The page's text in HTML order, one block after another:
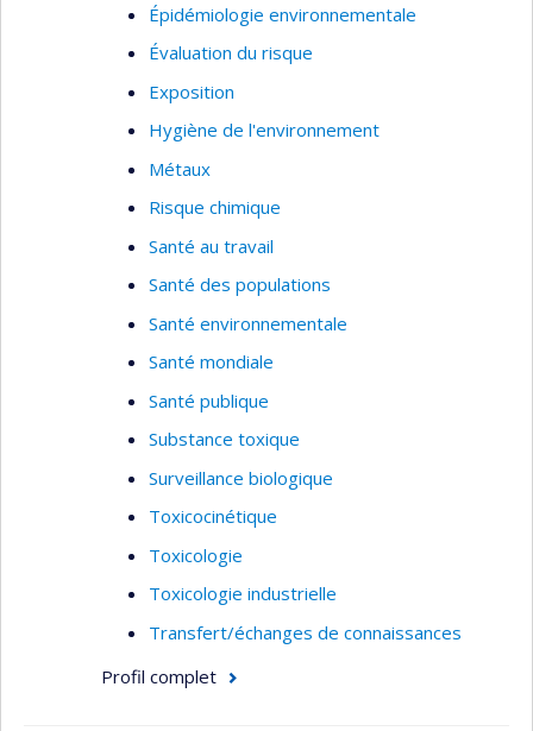
Épidémiologie environnementale
Évaluation du risque
Exposition
Hygiène de l'environnement
Métaux
Risque chimique
Santé au travail
Santé des populations
Santé environnementale
Santé mondiale
Santé publique
Substance toxique
Surveillance biologique
Toxicocinétique
Toxicologie
Toxicologie industrielle
Transfert/échanges de connaissances
Profil complet